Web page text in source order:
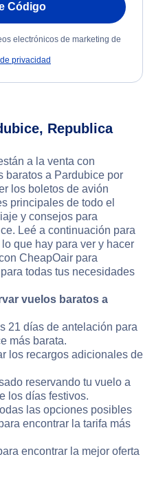
Código
electrónicos de marketing de
privacidad
Republica
a la venta con
baratos a Pardubice por
los boletos de avión
principales de todo el
y consejos para
Leé a continuación para
que hay para ver y hacer
CheapOair para
todas tus necesidades
vuelos baratos a
21 días de antelación para
más barata.
los recargos adicionales de
reservando tu vuelo a
los días festivos.
las opciones posibles
encontrar la tarifa más
encontrar la mejor oferta